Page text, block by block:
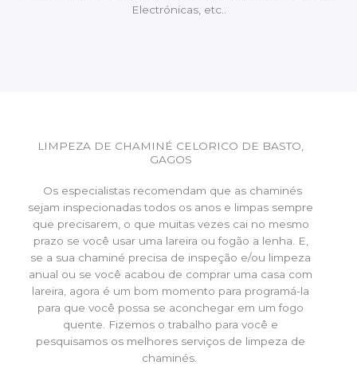
Electrónicas, etc..
LIMPEZA DE CHAMINÉ CELORICO DE BASTO,
GAGOS
Os especialistas recomendam que as chaminés
sejam inspecionadas todos os anos e limpas sempre
que precisarem, o que muitas vezes cai no mesmo
prazo se você usar uma lareira ou fogão a lenha. E,
se a sua chaminé precisa de inspeção e/ou limpeza
anual ou se você acabou de comprar uma casa com
lareira, agora é um bom momento para programá-la
para que você possa se aconchegar em um fogo
quente. Fizemos o trabalho para você e
pesquisamos os melhores serviços de limpeza de
chaminés.